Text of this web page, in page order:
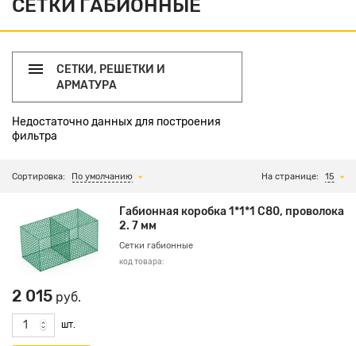
СЕТКИ ГАБИОННЫЕ
СЕТКИ, РЕШЕТКИ И
АРМАТУРА
Недостаточно данных для построения
фильтра
Сортировка: По умолчанию На странице: 15
Габионная коробка 1*1*1 С80, проволока
2. 7 мм
Сетки габионные
код товара:
2 015 руб.
шт.